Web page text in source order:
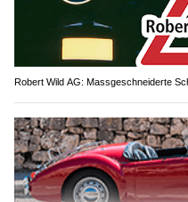
Robert Wild AG: Massgeschneiderte